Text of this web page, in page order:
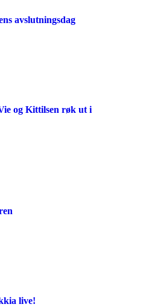
avslutningsdag
og Kittilsen røk ut i
live!